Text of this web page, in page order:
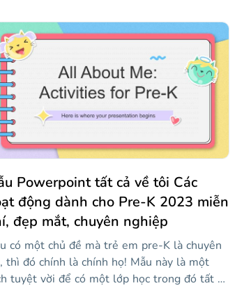
kế tuyệt vời để mọi người yêu thích nó
như họ yêu thích công việc của bạn. Mẫu
là một điểm khởi đầu tuyệt vời cho danh
đầu tư của bạn, nó giúp bạn tiết kiệm rất
thời gian và có phong cách màu nước
sẽ thu hút sự chú ý của khách hàng hoặc
tác viên trong tương lai.
Powerpoint tất cả về tôi Các
động dành cho Pre-K 2023 miễn
đẹp mắt, chuyên nghiệp
có một chủ đề mà trẻ em pre-K là chuyên
thì đó chính là chính họ! Mẫu này là một
tuyệt vời để có một lớp học trong đó tất cả